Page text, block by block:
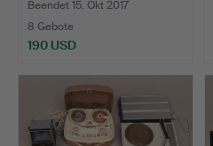
Beendet 15. Okt 2017
8 Gebote
190 USD